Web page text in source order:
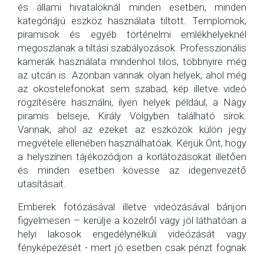
és állami hivataloknál minden esetben, minden
kategóriájú eszköz használata tiltott. Templomok,
piramisok és egyéb történelmi emlékhelyeknél
megoszlanak a tiltási szabályozások. Professzionális
kamerák használata mindenhol tilos, többnyire még
az utcán is. Azonban vannak olyan helyek, ahol még
az okostelefonokat sem szabad, kép illetve videó
rögzítésére használni, ilyen helyek például, a Nagy
piramis belseje, Király Völgyben található sírok.
Vannak, ahol az ezeket az eszközök külön jegy
megvétele ellenében használhatóak. Kérjük Önt, hogy
a helyszínen tájékozódjon a korlátozásokat illetően
és minden esetben kövesse az idegenvezető
utasításait.
Emberek fotózásával illetve videózásával bánjon
figyelmesen – kerülje a közelről vagy jól láthatóan a
helyi lakosok engedélynélküli videózását vagy
fényképezését - mert jó esetben csak pénzt fognak